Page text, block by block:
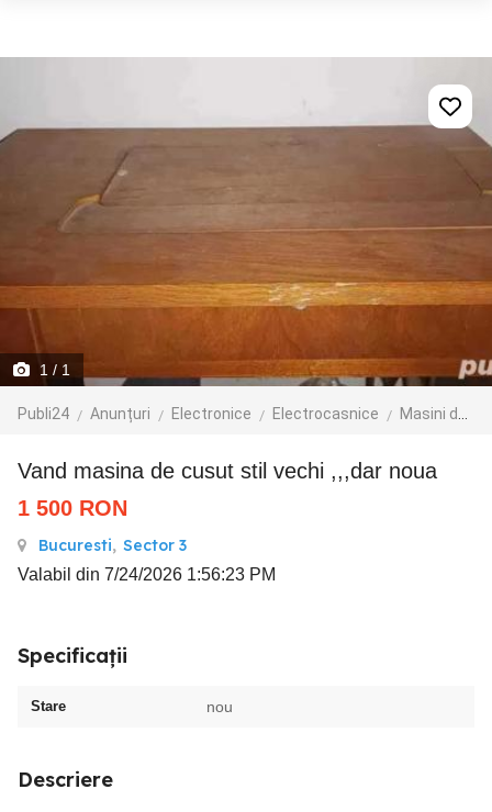
1 / 1
Publi24 Anunțuri Electronice Electrocasnice Masini de cusut
vand masina de cusut stil vechi ,,,dar noua
1 500 RON
Bucuresti, Sector 3
Valabil din 7/24/2026 1:56:23 PM
Specificații
Stare nou
Descriere